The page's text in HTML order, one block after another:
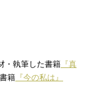
・執筆した書籍 『真
籍 『今の私は』